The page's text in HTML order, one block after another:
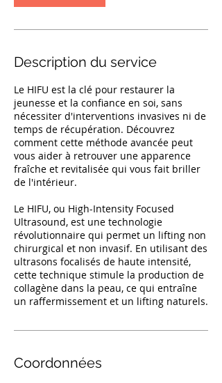
Description du service
Le HIFU est la clé pour restaurer la
jeunesse et la confiance en soi, sans
nécessiter d'interventions invasives ni de
temps de récupération. Découvrez
comment cette méthode avancée peut
vous aider à retrouver une apparence
fraîche et revitalisée qui vous fait briller
de l'intérieur.
Le HIFU, ou High-Intensity Focused
Ultrasound, est une technologie
révolutionnaire qui permet un lifting non
chirurgical et non invasif. En utilisant des
ultrasons focalisés de haute intensité,
cette technique stimule la production de
collagène dans la peau, ce qui entraîne
un raffermissement et un lifting naturels.
Coordonnées